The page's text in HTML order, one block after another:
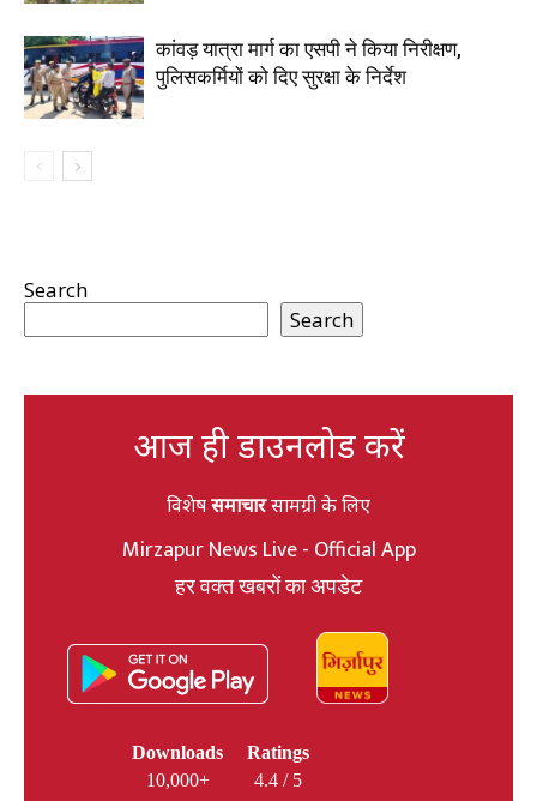
कांवड़ यात्रा मार्ग का एसपी ने किया निरीक्षण,
पुलिसकर्मियों को दिए सुरक्षा के निर्देश
Search
Search
आज ही डाउनलोड करें
विशेषसमाचारसामग्री के लिए
Mirzapur News Live - Official App
हर वक्त खबरों का अपडेट
Downloads
10,000+
Ratings
4.4 / 5